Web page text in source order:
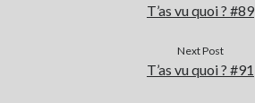
T’as vu quoi ? #89
Next Post
T’as vu quoi ? #91